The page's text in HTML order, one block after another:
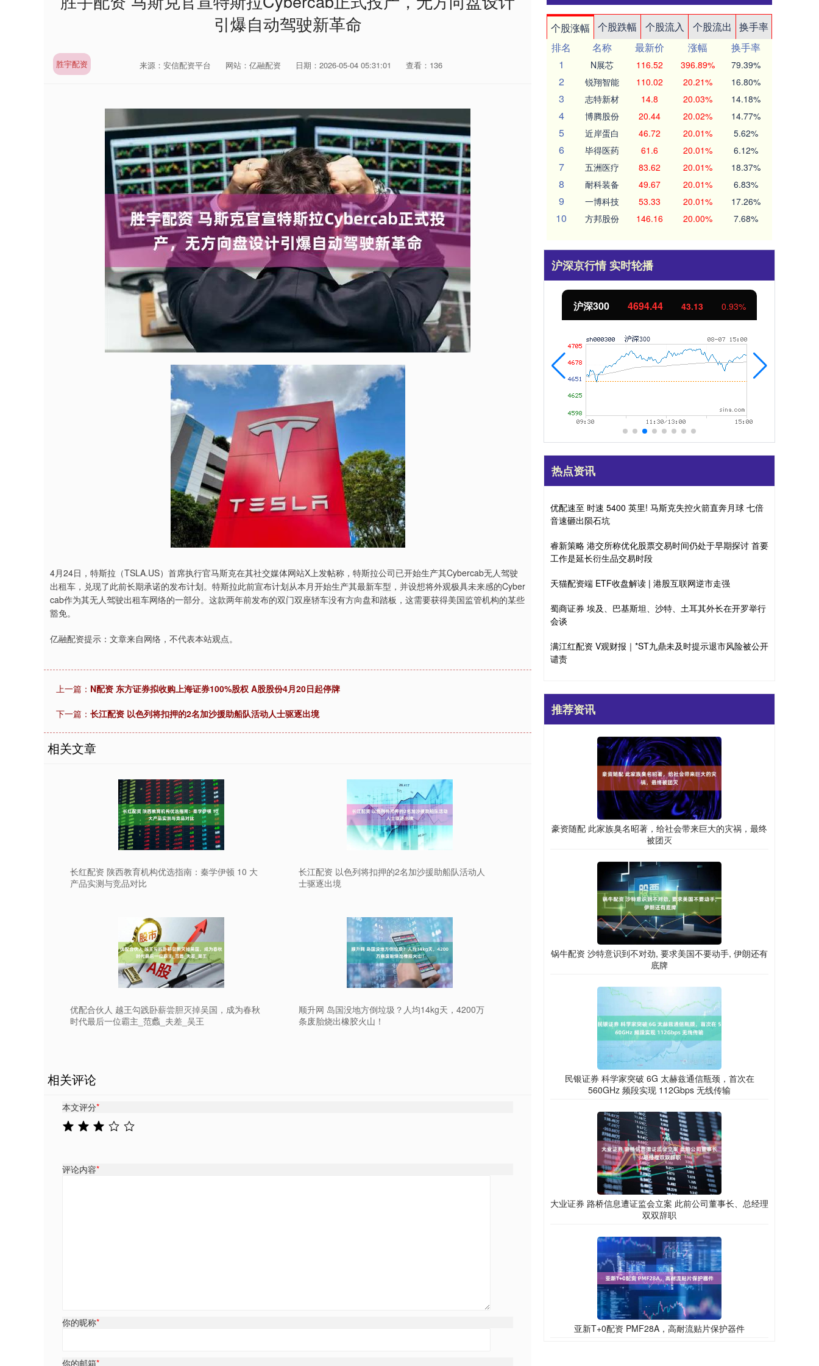
引爆自动驾驶新革命
胜宇配资 来源：安信配资平台 网站：亿融配资 日期：2026-05-04 05:31:01 查看：136
4月24日，特斯拉（TSLA.US）首席执行官马斯克在其社交媒体网站X上发帖称，特斯拉公司已开始生产其Cyber​​cab无人驾驶
出租车，兑现了此前长期承诺的发布计划。特斯拉此前宣布计划从本月开始生产其最新车型，并设想将外观极具未来感的Cyber​​
cab作为其无人驾驶出租车网络的一部分。这款两年前发布的双门双座轿车没有方向盘和踏板，这需要获得美国监管机构的某些
豁免。
亿融配资提示：文章来自网络，不代表本站观点。
上一篇： N配资 东方证券拟收购上海证券100%股权 A股股份4月20日起停牌
下一篇： 长江配资 以色列将扣押的2名加沙援助船队活动人士驱逐出境
相关文章
长红配资 陕西教育机构优选指南：秦学伊顿 10 大
产品实测与竞品对比
长江配资 以色列将扣押的2名加沙援助船队活动人
士驱逐出境
优配合伙人 越王勾践卧薪尝胆灭掉吴国，成为春秋
时代最后一位霸主_范蠡_夫差_吴王
顺升网 岛国没地方倒垃圾？人均14kg天，4200万
条废胎烧出橡胶火山！
相关评论
本文评分*
评论内容*
你的昵称*
你的邮箱*
个股涨幅 个股跌幅 个股流入 个股流出
换手率
排名
名称 最新价 涨幅
换手率
1
N展芯 116.52 396.89% 79.39%
2 锐翔智能 110.02 20.21% 16.80%
3 志特新材 14.8 20.03% 14.18%
4 博腾股份 20.44 20.02% 14.77%
5 近岸蛋白 46.72 20.01% 5.62%
6 毕得医药 61.6 20.01% 6.12%
7 五洲医疗 83.62 20.01% 18.37%
8 耐科装备 49.67 20.01% 6.83%
9 一博科技 53.33 20.01% 17.26%
10 方邦股份 146.16 20.00% 7.68%
沪深京行情 实时轮播
14311.01 200.89 4694.44 43.13 北证50 1134.24 11.37 1.01%
热点资讯
优配速至 时速 5400 英里! 马斯克失控火箭直奔月球 七倍
音速砸出陨石坑
睿新策略 港交所称优化股票交易时间仍处于早期探讨 首要
工作是延长衍生品交易时段
天猫配资端 ETF收盘解读 | 港股互联网逆市走强
蜀商证券 埃及、巴基斯坦、沙特、土耳其外长在开罗举行
会谈
满江红配资 V观财报｜*ST九鼎未及时提示退市风险被公开
谴责
推荐资讯
豪资随配 此家族臭名昭著，给社会带来巨大的灾祸，最终
被团灭
锅牛配资 沙特意识到不对劲, 要求美国不要动手, 伊朗还有
底牌
民银证券 科学家突破 6G 太赫兹通信瓶颈，首次在
560GHz 频段实现 112Gbps 无线传输
大业证券 路桥信息遭证监会立案 此前公司董事长、总经理
双双辞职
亚新T+0配资 PMF28A，高耐流贴片保护器件